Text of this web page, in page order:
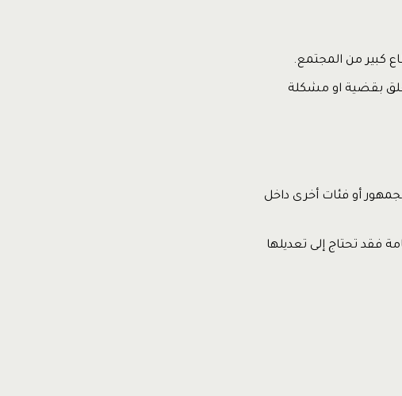
كبير من المجتمع.
بقضية او مشكلة
أو فئات أخرى داخل
فقد تحتاج إلى تعديلها